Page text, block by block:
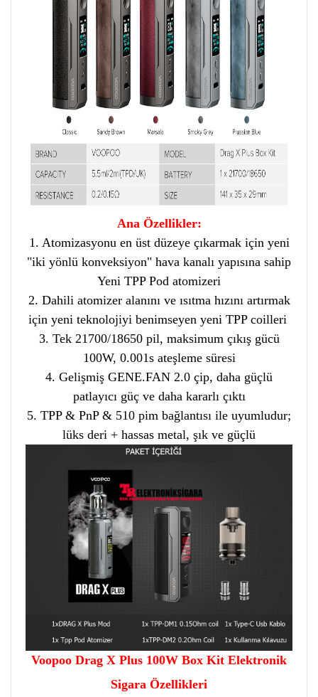
Ana Özellikler:
1. Atomizasyonu en üst düzeye çıkarmak için yeni
"iki yönlü konveksiyon" hava kanalı yapısına sahip
Yeni TPP Pod atomizeri
2. Dahili atomizer alanını ve ısıtma hızını artırmak
için yeni teknolojiyi benimseyen yeni TPP coilleri
3. Tek 21700/18650 pil, maksimum çıkış gücü
100W, 0.001s ateşleme süresi
4. Gelişmiş GENE.FAN 2.0 çip, daha güçlü
patlayıcı güç ve daha kararlı çıktı
5. TPP & PnP & 510 pim bağlantısı ile uyumludur;
lüks deri + hassas metal, şık ve güçlü
Voopoo Drag X Plus 100W Box Kit Elektronik
Sigara Özellikleri